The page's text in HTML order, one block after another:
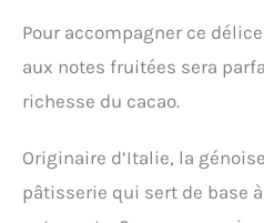
Pour accompagner ce
aux notes fruitées sera
richesse du cacao.
Originaire d’Italie, la
pâtisserie qui sert de base